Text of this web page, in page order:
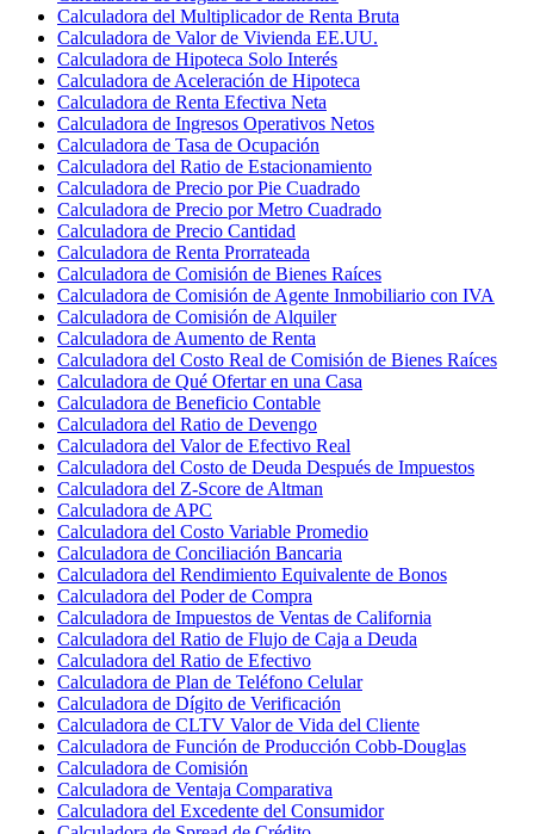
Calculadora del Multiplicador de Renta Bruta
Calculadora de Valor de Vivienda EE.UU.
Calculadora de Hipoteca Solo Interés
Calculadora de Aceleración de Hipoteca
Calculadora de Renta Efectiva Neta
Calculadora de Ingresos Operativos Netos
Calculadora de Tasa de Ocupación
Calculadora del Ratio de Estacionamiento
Calculadora de Precio por Pie Cuadrado
Calculadora de Precio por Metro Cuadrado
Calculadora de Precio Cantidad
Calculadora de Renta Prorrateada
Calculadora de Comisión de Bienes Raíces
Calculadora de Comisión de Agente Inmobiliario con IVA
Calculadora de Comisión de Alquiler
Calculadora de Aumento de Renta
Calculadora del Costo Real de Comisión de Bienes Raíces
Calculadora de Qué Ofertar en una Casa
Calculadora de Beneficio Contable
Calculadora del Ratio de Devengo
Calculadora del Valor de Efectivo Real
Calculadora del Costo de Deuda Después de Impuestos
Calculadora del Z-Score de Altman
Calculadora de APC
Calculadora del Costo Variable Promedio
Calculadora de Conciliación Bancaria
Calculadora del Rendimiento Equivalente de Bonos
Calculadora del Poder de Compra
Calculadora de Impuestos de Ventas de California
Calculadora del Ratio de Flujo de Caja a Deuda
Calculadora del Ratio de Efectivo
Calculadora de Plan de Teléfono Celular
Calculadora de Dígito de Verificación
Calculadora de CLTV Valor de Vida del Cliente
Calculadora de Función de Producción Cobb-Douglas
Calculadora de Comisión
Calculadora de Ventaja Comparativa
Calculadora del Excedente del Consumidor